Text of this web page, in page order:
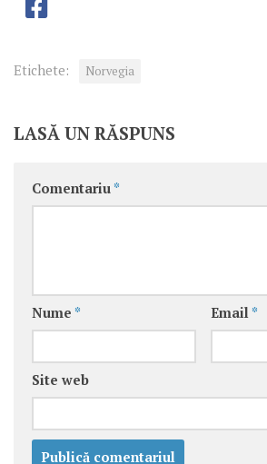
Etichete: Norvegia
LASĂ UN RĂSPUNS
Comentariu *
Nume * Email *
Site web